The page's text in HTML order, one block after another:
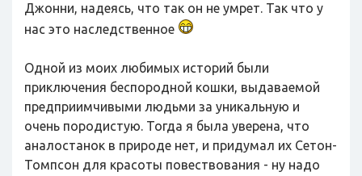
Джонни, надеясь, что так он не умрет. Так что у
нас это наследственное
Одной из моих любимых историй были
приключения беспородной кошки, выдаваемой
предприимчивыми людьми за уникальную и
очень породистую. Тогда я была уверена, что
аналостанок в природе нет, и придумал их Сетон-
Томпсон для красоты повествования - ну надо